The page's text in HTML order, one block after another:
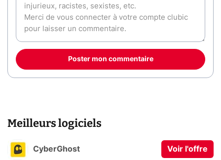
Poster mon commentaire
Meilleurs logiciels
CyberGhost Voir l'offre